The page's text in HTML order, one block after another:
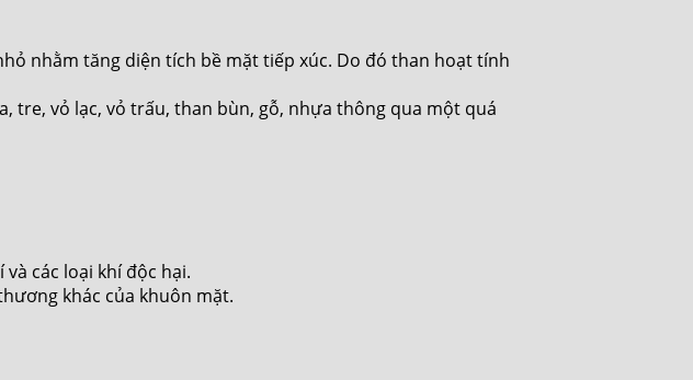
nhằm tăng diện tích bề mặt tiếp xúc. Do đó than hoạt tính
tre, vỏ lạc, vỏ trấu, than bùn, gỗ, nhựa thông qua một quá
các loại khí độc hại.
khác của khuôn mặt.